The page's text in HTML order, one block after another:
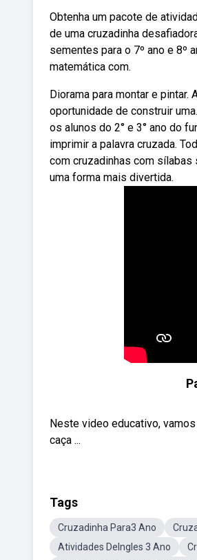
Obtenha um pacote de
de uma cruzadinha
sementes para o 7º ano e 8º
matemática com.
Diorama para montar e
oportunidade de construir
os alunos do 2° e 3° ano do
imprimir a palavra cruzada.
com cruzadinhas com
uma forma mais divertida.
Neste video educativo,
caça ...
Tags
Cruzadinha Para3 Ano
Atividades DeIngles 3 Ano